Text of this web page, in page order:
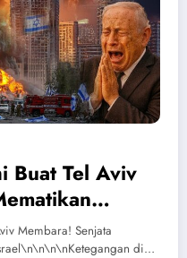
Buat Tel Aviv
Israel
Membara! Senjata
di…